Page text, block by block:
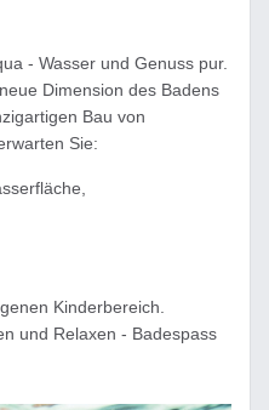
- Wasser und Genuss pur.
Dimension des Badens
Bau von
Sie:
Kinderbereich.
und Relaxen - Badespass